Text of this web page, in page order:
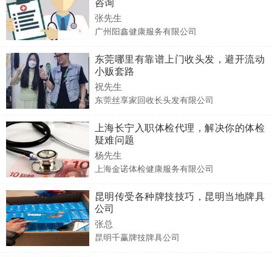
张先生
广州阳鑫健康服务有限公司
东莞哪里有靠谱上门收头发，避开流动
小贩套路
祝先生
东莞丝享家回收长头发有限公司
上海长宁入职体检代理，解决你的体检
疑难问题
杨先生
上海金诺体检健康服务有限公司
昆明传受各种牌技技巧，昆明当地牌具
公司
张总
昆明千赢牌技牌具公司